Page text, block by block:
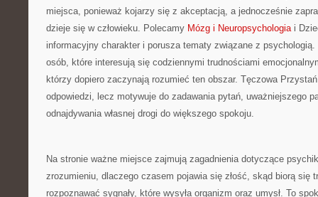
miejsca, ponieważ kojarzy się z akceptacją, a jednocześnie
dzieje się w człowieku. Polecamy Mózg i Neuropsychologia i
informacyjny charakter i porusza tematy związane z
osób, które interesują się codziennymi trudnościami
którzy dopiero zaczynają rozumieć ten obszar. Tęczowa
odpowiedzi, lecz motywuje do zadawania pytań, uważniejszego
odnajdywania własnej drogi do większego spokoju.
Na stronie ważne miejsce zajmują zagadnienia dotyczące
zrozumieniu, dlaczego czasem pojawia się złość, skąd biorą się
rozpoznawać sygnały, które wysyła organizm oraz umysł. To